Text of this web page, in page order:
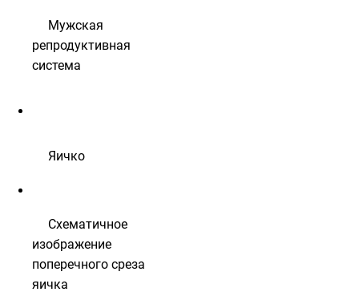
Мужская
репродуктивная
система
Яичко
Схематичное
изображение
поперечного среза
яичка